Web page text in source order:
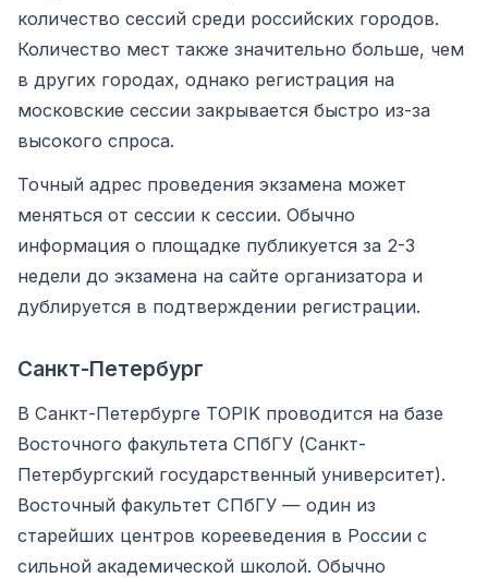
количество сессий среди российских городов.
Количество мест также значительно больше, чем
в других городах, однако регистрация на
московские сессии закрывается быстро из-за
высокого спроса.
Точный адрес проведения экзамена может
меняться от сессии к сессии. Обычно
информация о площадке публикуется за 2-3
недели до экзамена на сайте организатора и
дублируется в подтверждении регистрации.
Санкт-Петербург
В Санкт-Петербурге TOPIK проводится на базе
Восточного факультета СПбГУ (Санкт-
Петербургский государственный университет).
Восточный факультет СПбГУ — один из
старейших центров корееведения в России с
сильной академической школой. Обычно